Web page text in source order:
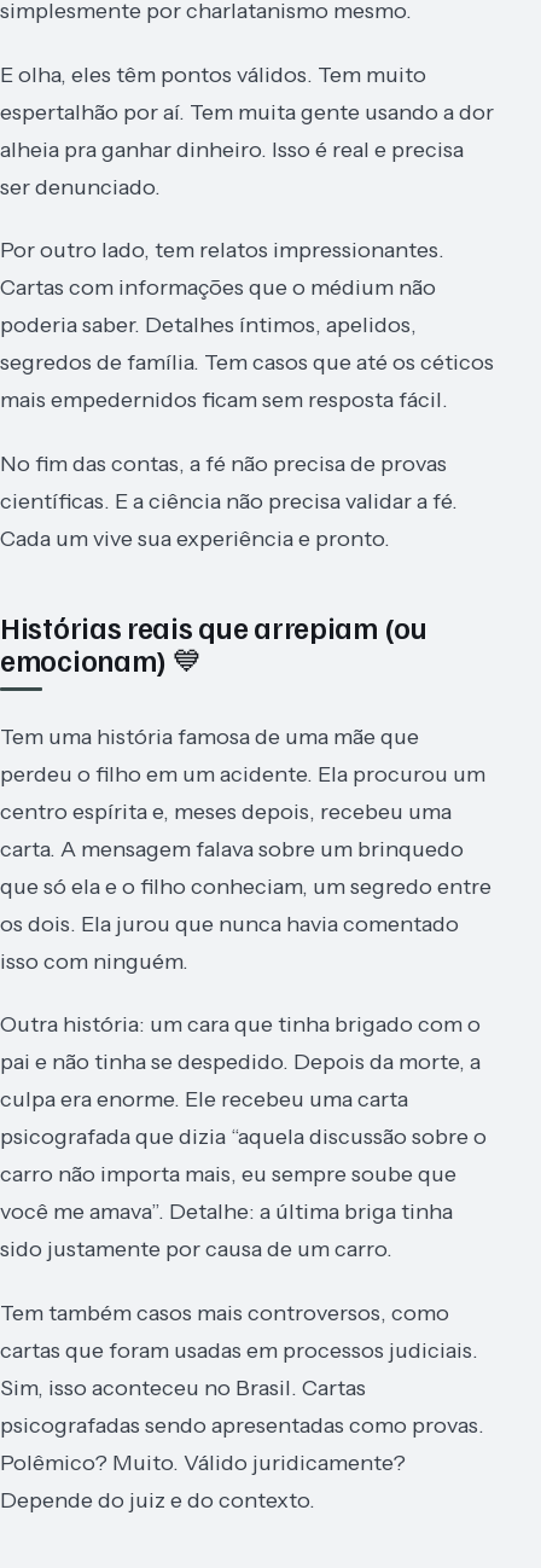
simplesmente por charlatanismo mesmo.
E olha, eles têm pontos válidos. Tem muito
espertalhão por aí. Tem muita gente usando a dor
alheia pra ganhar dinheiro. Isso é real e precisa
ser denunciado.
Por outro lado, tem relatos impressionantes.
Cartas com informações que o médium não
poderia saber. Detalhes íntimos, apelidos,
segredos de família. Tem casos que até os céticos
mais empedernidos ficam sem resposta fácil.
No fim das contas, a fé não precisa de provas
científicas. E a ciência não precisa validar a fé.
Cada um vive sua experiência e pronto.
Histórias reais que arrepiam (ou
emocionam) 💙
Tem uma história famosa de uma mãe que
perdeu o filho em um acidente. Ela procurou um
centro espírita e, meses depois, recebeu uma
carta. A mensagem falava sobre um brinquedo
que só ela e o filho conheciam, um segredo entre
os dois. Ela jurou que nunca havia comentado
isso com ninguém.
Outra história: um cara que tinha brigado com o
pai e não tinha se despedido. Depois da morte, a
culpa era enorme. Ele recebeu uma carta
psicografada que dizia “aquela discussão sobre o
carro não importa mais, eu sempre soube que
você me amava”. Detalhe: a última briga tinha
sido justamente por causa de um carro.
Tem também casos mais controversos, como
cartas que foram usadas em processos judiciais.
Sim, isso aconteceu no Brasil. Cartas
psicografadas sendo apresentadas como provas.
Polêmico? Muito. Válido juridicamente?
Depende do juiz e do contexto.